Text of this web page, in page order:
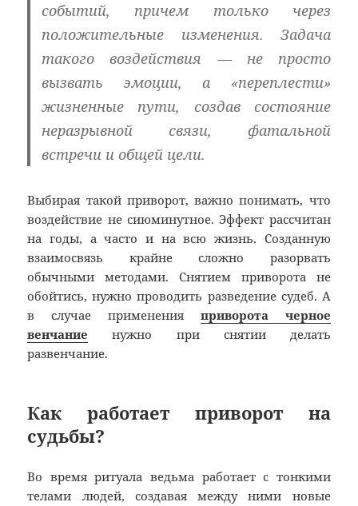
событий, причем только через
положительные изменения. Задача
такого воздействия — не просто
вызвать эмоции, а «переплести»
жизненные пути, создав состояние
неразрывной связи, фатальной
встречи и общей цели.
Выбирая такой приворот, важно понимать, что
воздействие не сиюминутное. Эффект рассчитан
на годы, а часто и на всю жизнь. Созданную
взаимосвязь крайне сложно разорвать
обычными методами. Снятием приворота не
обойтись, нужно проводить разведение судеб. А
в случае применения приворота черное
венчание нужно при снятии делать
развенчание.
Как работает приворот на
судьбы?
Во время ритуала ведьма работает с тонкими
телами людей, создавая между ними новые